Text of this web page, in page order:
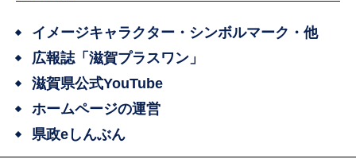
イメージキャラクター・シンボルマーク・他
広報誌「滋賀プラスワン」
滋賀県公式YouTube
ホームページの運営
県政eしんぶん